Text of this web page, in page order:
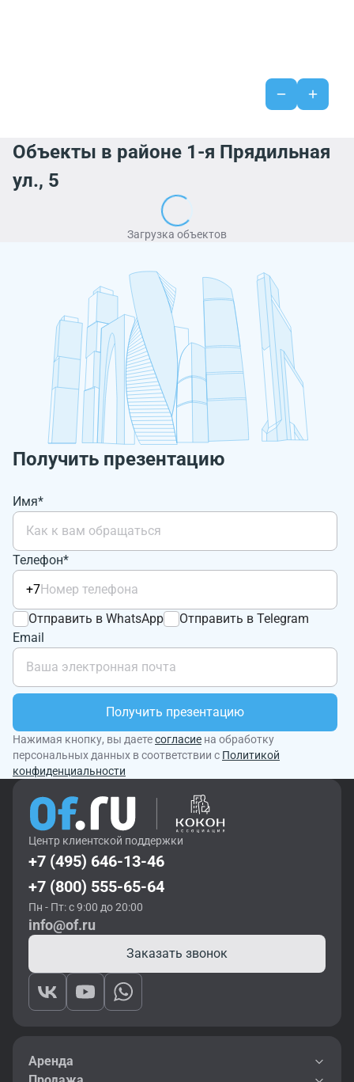
Объекты в районе 1-я Прядильная
ул., 5
Загрузка объектов
Получить презентацию
Имя*
Телефон*
+7
Отправить в WhatsApp
Отправить в Telegram
Email
Получить презентацию
Нажимая кнопку, вы даетесогласие на обработку
персональных данных в соответствии с Политикой
конфиденциальности
Центр клиентской поддержки
+7 (495) 646-13-46
+7 (800) 555-65-64
Пн - Пт: с 9:00 до 20:00
info@of.ru
Заказать звонок
Аренда